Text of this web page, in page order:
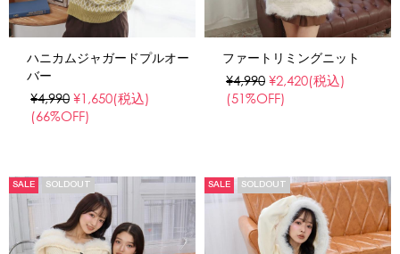
ハニカムジャガードプルオー
バー
¥4,990 ¥1,650(税込)
(66%OFF)
ファートリミングニット
¥4,990 ¥2,420(税込)
(51%OFF)
SALE SOLDOUT SALE SOLDOUT